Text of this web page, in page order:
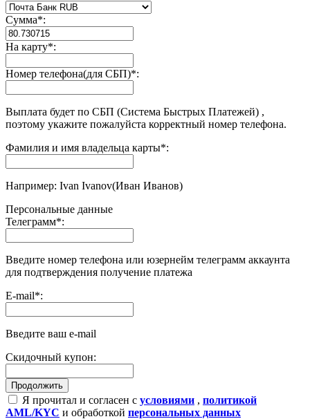
Сумма*:
На карту*:
Номер телефона(для СБП)*:
Выплата будет по СБП (Система Быстрых Платежей) ,
поэтому укажите пожалуйста корректный номер телефона.
Фамилия и имя владельца карты*:
Например: Ivan Ivanov(Иван Иванов)
Персональные данные
Телеграмм*:
Введите номер телефона или юзернейм телеграмм аккаунта
для подтверждения получение платежа
E-mail*:
Введите ваш e-mail
Скидочный купон:
Я прочитал и согласен с условиями , политикой
AML/KYC и обработкой персональных данных